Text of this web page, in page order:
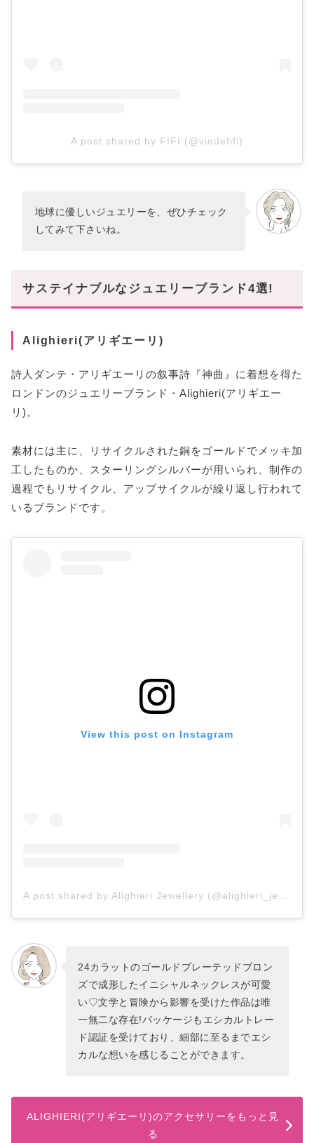
A post shared by FIFI (@viedefifi)
地球に優しいジュエリーを、ぜひチェック
してみて下さいね。
サステイナブルなジュエリーブランド4選!
Alighieri(アリギエーリ)
詩人ダンテ・アリギエーリの叙事詩『神曲』に着想を得た
ロンドンのジュエリーブランド・Alighieri(アリギエー
リ)。
素材には主に、リサイクルされた銅をゴールドでメッキ加
工したものか、スターリングシルバーが用いられ、制作の
過程でもリサイクル、アップサイクルが繰り返し行われて
いるブランドです。
View this post on Instagram
A post shared by Alighieri Jewellery (@alighieri_jewellery)
24カラットのゴールドプレーテッドブロン
ズで成形したイニシャルネックレスが可愛
い♡文学と冒険から影響を受けた作品は唯
一無二な存在!パッケージもエシカルトレー
ド認証を受けており、細部に至るまでエシ
カルな想いを感じることができます。
ALIGHIERI(アリギエーリ)のアクセサリーをもっと見
る